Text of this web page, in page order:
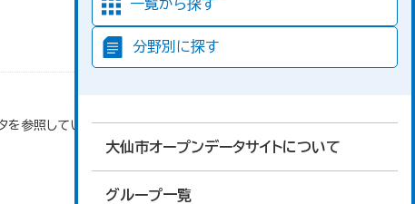
一覧から探す
分野別に探す
大仙市オープンデータサイトについて
グループ一覧
を参照しています。